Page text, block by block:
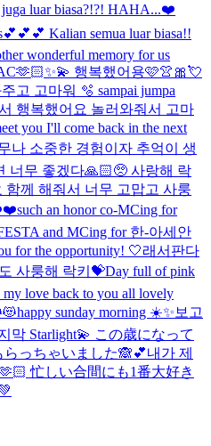
luar biasa?!?! HAHA...❤️
Kalian semua luar biasa!!
wonderful memory for us
행복했어용🩷👚🎀💘
고 고마워 🫧 sampai jumpa
행복했어요 놀러와줘서 고마
you I'll come back in the next
나 소중한 경험이자 추억이 생
너무 좋겠다🙏🏻🥺 사랑해 락
함께 해줘서 너무 고맙고 사룽
such an honor co-MCing for
and MCing for 한-아세안
for the opportunity! 🤍래서판다
사룽해 락키💝Day full of pink
love back to you all lovely
happy sunday morning ☀️✨ 보고
막 Starlight💫 この歳になって
っちゃいました🙈💕내가 제
忙しい合間にも1番大好き